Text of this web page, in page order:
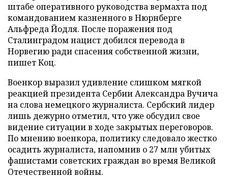
штабе оперативного руководства вермахта под
командованием казненного в Нюрнберге
Альфреда Йодля. После поражения под
Сталинградом нацист добился перевода в
Норвегию ради спасения собственной жизни,
пишет Коц.
Военкор выразил удивление слишком мягкой
реакцией президента Сербии Александра Вучича
на слова немецкого журналиста. Сербский лидер
лишь дежурно отметил, что уже обсудил свое
видение ситуации в ходе закрытых переговоров.
По мнению военкора, политику следовало жестко
осадить журналиста, напомнив о 27 млн убитых
фашистами советских граждан во время Великой
Отечественной войны.